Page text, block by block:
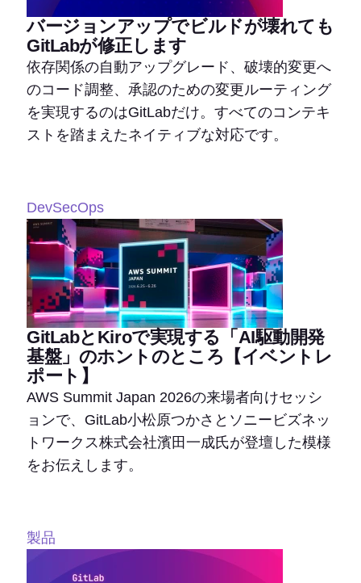
バージョンアップでビルドが壊れても
GitLabが修正します
依存関係の自動アップグレード、破壊的変更へ
のコード調整、承認のための変更ルーティング
を実現するのはGitLabだけ。すべてのコンテキ
ストを踏まえたネイティブな対応です。
DevSecOps
GitLabとKiroで実現する「AI駆動開発
基盤」のホントのところ【イベントレ
ポート】
AWS Summit Japan 2026の来場者向けセッシ
ョンで、GitLab小松原つかさとソニービズネッ
トワークス株式会社濱田一成氏が登壇した模様
をお伝えします。
製品